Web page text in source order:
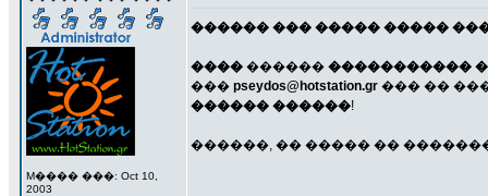
M���� ���: Oct 10,
2003
������ ��� ����� �����
���� ������ �����������
��� pseydos@hotstation.gr ��� ��
������ ������!
������, �� ����� ��